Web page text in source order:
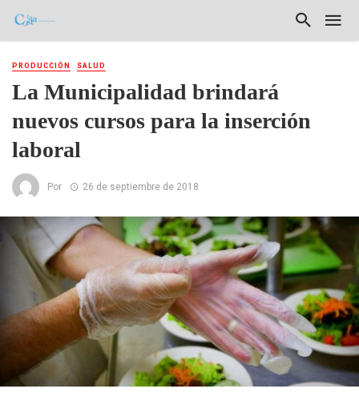
PRODUCCIÓN SALUD
La Municipalidad brindará
nuevos cursos para la inserción
laboral
Por 26 de septiembre de 2018